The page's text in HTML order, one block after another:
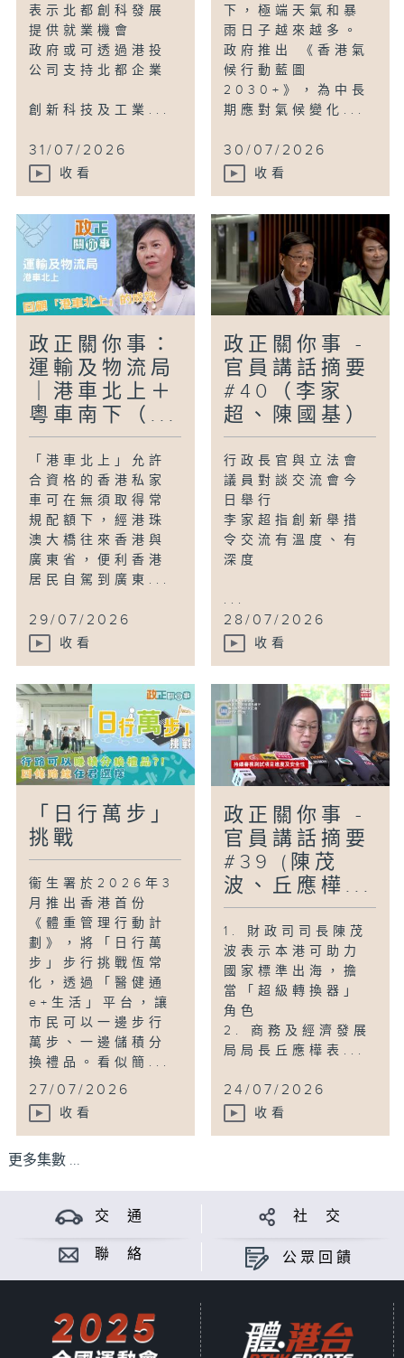
表示北都創科發展
提供就業機會
政府或可透過港投
公司支持北都企業
創新科技及工業...
31/07/2026
收看
下，極端天氣和暴
雨日子越來越多。
政府推出 《香港氣
候行動藍圖
2030+》，為中長
期應對氣候變化...
30/07/2026
收看
政正關你事：
運輸及物流局
｜港車北上＋
粵車南下（...
「港車北上」允許
合資格的香港私家
車可在無須取得常
規配額下，經港珠
澳大橋往來香港與
廣東省，便利香港
居民自駕到廣東...
29/07/2026
收看
政正關你事 -
官員講話摘要
#40（李家
超、陳國基）
行政長官與立法會
議員對談交流會今
日舉行
李家超指創新舉措
令交流有溫度、有
深度
...
28/07/2026
收看
「日行萬步」
挑戰
衞生署於2026年3
月推出香港首份
《體重管理行動計
劃》，將「日行萬
步」步行挑戰恆常
化，透過「醫健通
e+生活」平台，讓
市民可以一邊步行
萬步、一邊儲積分
換禮品。看似簡...
27/07/2026
收看
政正關你事 -
官員講話摘要
#39 (陳茂
波、丘應樺...
1. 財政司司長陳茂
波表示本港可助力
國家標準出海，擔
當「超級轉換器」
角色
2. 商務及經濟發展
局局長丘應樺表...
24/07/2026
收看
更多集數 ...
交 通 社 交
聯 絡 公眾回饋